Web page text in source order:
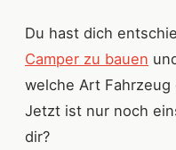
Du hast dich
Camper zu bauen
welche Art
Jetzt ist nur noch
dir?